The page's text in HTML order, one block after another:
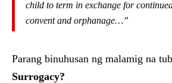
child to term in exchange for
convent and orphanage…”
Parang binuhusan ng malamig na
Surrogacy?